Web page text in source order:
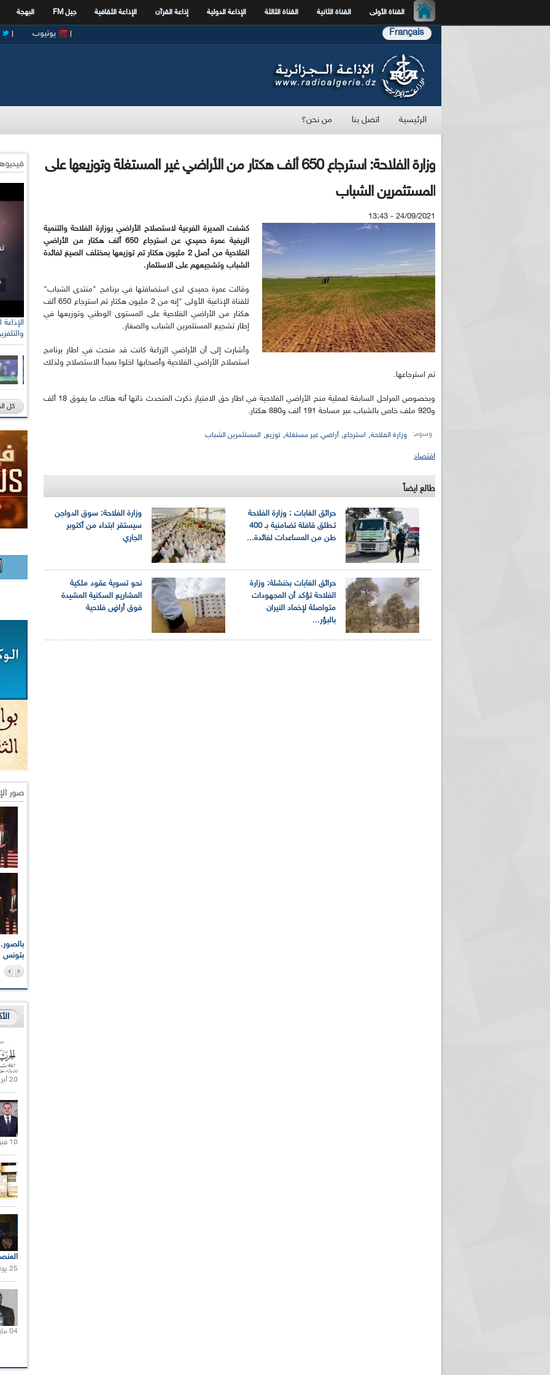
القناة الأولى القناة الثانية القناة الثالثة الإذاعة الدولية إذاعة القرآن الإذاعة الثقافية جيل FM البهجة
Français يوتيوب
الرئيسية اتصل بنا من نحن؟
وزارة الفلاحة: استرجاع 650 ألف هكتار من الأراضي غير المستغلة وتوزيعها على
المستثمرين الشباب
24/09/2021 - 13:43
كشفت المديرة الفرعية لاستصلاح الأراضي بوزارة الفلاحة والتنمية
الريفية عمرة حميدي عن استرجاع 650 ألف هكتار من الأراضي
الفلاحية من أصل 2 مليون هكتار تم توزيعها بمختلف الصيغ لفائدة
الشباب وتشجيعهم على الاستثمار.
وقالت عمرة حميدي لدى استضافتها في برنامج "منتدى الشباب"
للقناة الإذاعية الأولى "إنه من 2 مليون هكتار تم استرجاع 650 ألف
هكتار من الأراضي الفلاحية على المستوى الوطني وتوزيعها في
إطار تشجيع المستثمرين الشباب والصغار.
وأشارت إلى أن الأراضي الزراعة كانت قد منحت في اطار برنامج
استصلاح الأراضي الفلاحية وأصحابها اخلوا بمبدأ الاستصلاح ولذلك
تم استرجاعها.
وبخصوص المراحل السابقة لعملية منح الأراضي الفلاحية في اطار حق الامتياز ذكرت المتحدث ذاتها أنه هناك ما يفوق 18 ألف
و920 ملف خاص بالشباب عبر مساحة 191 ألف و880 هكتار.
وسوم: وزارة الفلاحة, استرجاع, أراضي غير مستغلة, توزيع, المستثمرين الشباب
اقتصاد
طالع ايضاً
وزارة الفلاحة: سوق الدواجن
سيستقر ابتداء من أكتوبر
الجاري
حرائق الغابات : وزارة الفلاحة
تـطلق قافلة تضامنية بـ 400
طن من المساعدات لفائدة...
نحو تسوية عقود ملكية
المشاريع السكنية المشيدة
فوق أراضٍ فلاحية
حرائق الغابات بخنشلة: وزارة
الفلاحة تؤكد أن المجهودات
متواصلة لإخماد النيران
بالبؤر...
كل
صور
بتونس
20 أبريل 2021 |
10 فبراير 2021 |
25 يونيو 2021 |
04 مارس 2020 |